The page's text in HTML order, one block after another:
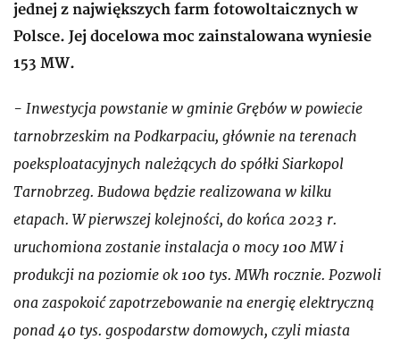
jednej z największych farm fotowoltaicznych w
Polsce. Jej docelowa moc zainstalowana wyniesie
153 MW.
- Inwestycja powstanie w gminie Grębów w powiecie
tarnobrzeskim na Podkarpaciu, głównie na terenach
poeksploatacyjnych należących do spółki Siarkopol
Tarnobrzeg. Budowa będzie realizowana w kilku
etapach. W pierwszej kolejności, do końca 2023 r.
uruchomiona zostanie instalacja o mocy 100 MW i
produkcji na poziomie ok 100 tys. MWh rocznie. Pozwoli
ona zaspokoić zapotrzebowanie na energię elektryczną
ponad 40 tys. gospodarstw domowych, czyli miasta